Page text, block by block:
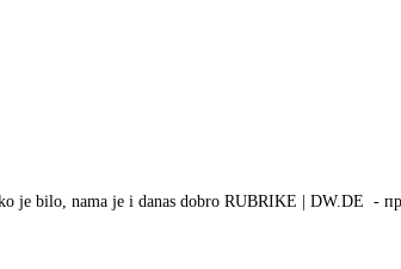
je bilo, nama je i danas dobro RUBRIKE | DW.DE -